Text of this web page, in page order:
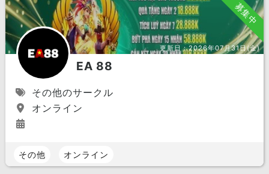
募集中
更新日：2026年07月31日(金)
EA 88
その他のサークル
オンライン
その他 オンライン